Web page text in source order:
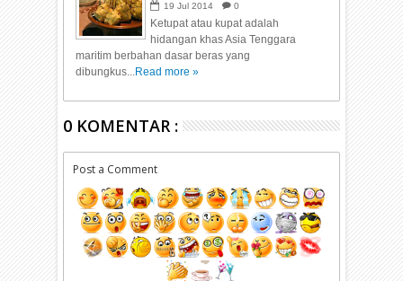
19 Jul 2014 0
Ketupat atau kupat adalah
hidangan khas Asia Tenggara
maritim berbahan dasar beras yang
dibungkus...Read more »
0 KOMENTAR :
Post a Comment